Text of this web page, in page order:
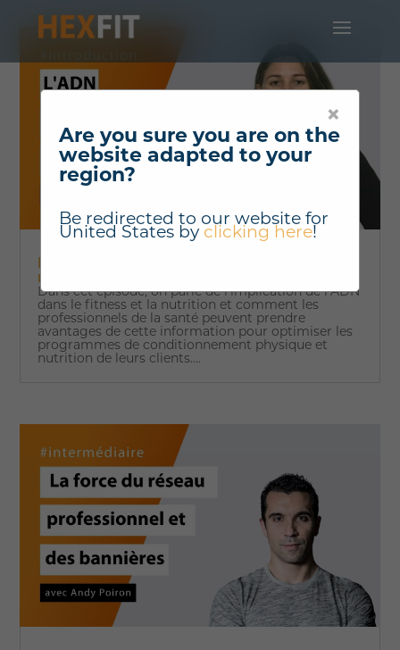
×
Are you sure you are on the
website adapted to your
region?
Be redirected to our website for
United Statesby clicking here!
L'implication de l'ADN dans le fitness et la
nutrition avec Ève Dubois - #Introduction
Dans cet épisode, on parle de l’implication de l’ADN
dans le fitness et la nutrition et comment les
professionnels de la santé peuvent prendre
avantages de cette information pour optimiser les
programmes de conditionnement physique et
nutrition de leurs clients....